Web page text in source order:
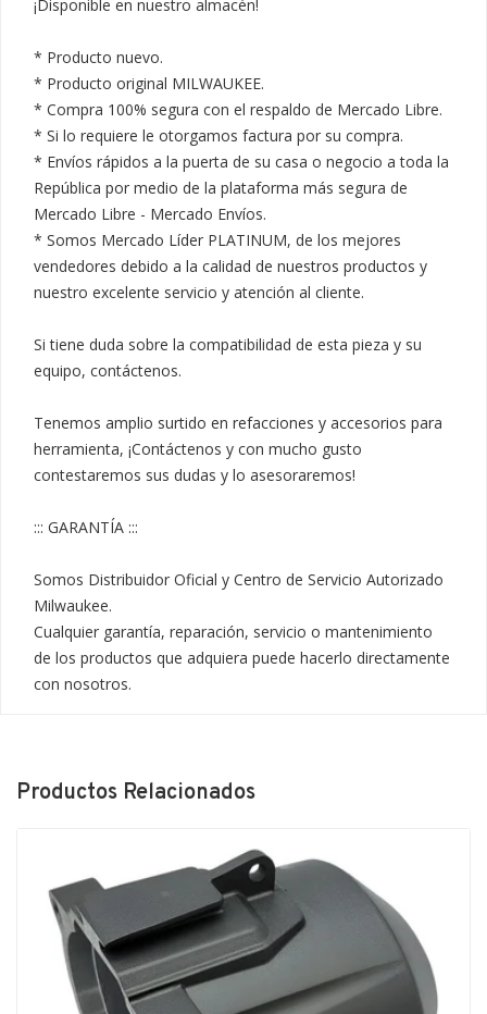
¡Disponible en nuestro almacén!
* Producto nuevo.
* Producto original MILWAUKEE.
* Compra 100% segura con el respaldo de Mercado Libre.
* Si lo requiere le otorgamos factura por su compra.
* Envíos rápidos a la puerta de su casa o negocio a toda la
República por medio de la plataforma más segura de
Mercado Libre - Mercado Envíos.
* Somos Mercado Líder PLATINUM, de los mejores
vendedores debido a la calidad de nuestros productos y
nuestro excelente servicio y atención al cliente.
Si tiene duda sobre la compatibilidad de esta pieza y su
equipo, contáctenos.
Tenemos amplio surtido en refacciones y accesorios para
herramienta, ¡Contáctenos y con mucho gusto
contestaremos sus dudas y lo asesoraremos!
::: GARANTÍA :::
Somos Distribuidor Oficial y Centro de Servicio Autorizado
Milwaukee.
Cualquier garantía, reparación, servicio o mantenimiento
de los productos que adquiera puede hacerlo directamente
con nosotros.
Productos Relacionados